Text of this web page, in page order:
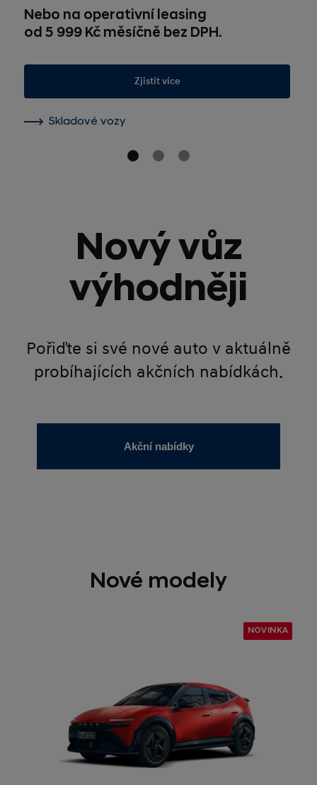
Nebo na operativní leasing
od 5 999 Kč měsíčně bez DPH.
Zjistit více
Skladové vozy
Nový vůz
výhodněji
Pořiďte si své nové auto v aktuálně
probíhajících akčních nabídkách.
Akční nabídky
Nové modely
NOVINKA